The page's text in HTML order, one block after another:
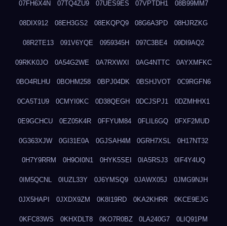
07FH6X4N 07TQ4ZU9 07UES9ES 07VPTDH1 08B99MM7
08DIX912 08EH3GS2 08EKQPQ9 08G6A3PD 08HJRZKG
08R2TE13 091V6YQE 0959345H 097C3BE4 09DI9AQ2
09RKK0JO 0A54G2WE 0A7RXWXI 0AG4NTTC 0AYXMFKC
0BO4RLHU 0BOHM258 0BPJ04DK 0BSHJVOT 0C9RGFN6
0CA5T1U9 0CMYI0KC 0D38QEGH 0DCJSPJ1 0DZMHHX1
0E9GCHCU 0EZ05K4R 0FFYUM84 0FLIL6GQ 0FXF2MUD
0G363XJW 0GI31E0A 0GJSAH4M 0GRH7XSL 0H17NT32
0H7Y9RRM 0H9OI0N1 0HYK5SEI 0IA5RSJ3 0IF4Y4UQ
0IM5QCNL 0IUZL33Y 0J6YMSQ9 0JAWX05J 0JMG9NJH
0JX5HAPI 0JXDX9ZM 0K8I19RD 0KA2KHRR 0KCE9EJG
0KFC83WS 0KHXDLT8 0KO7R0BZ 0LA240G7 0LIQ91PM